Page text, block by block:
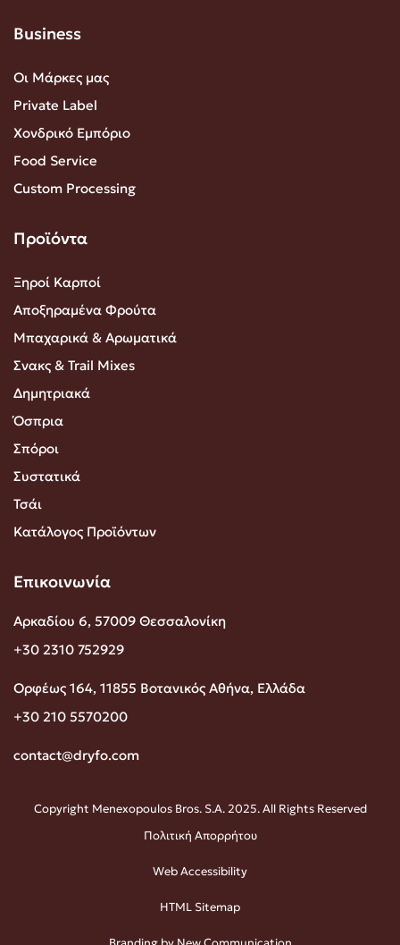
Business
Οι Μάρκες μας
Private Label
Χονδρικό Εμπόριο
Food Service
Custom Processing
Προϊόντα
Ξηροί Καρποί
Αποξηραμένα Φρούτα
Μπαχαρικά & Αρωματικά
Σνακς & Trail Mixes
Δημητριακά
Όσπρια
Σπόροι
Συστατικά
Τσάι
Κατάλογος Προϊόντων
Επικοινωνία
Αρκαδίου 6, 57009 Θεσσαλονίκη
+30 2310 752929
Ορφέως 164, 11855 Βοτανικός Αθήνα, Ελλάδα
+30 210 5570200
contact@dryfo.com
Copyright Menexopoulos Bros. S.A. 2025. All Rights Reserved
Πολιτική Απορρήτου
Web Accessibility
HTML Sitemap